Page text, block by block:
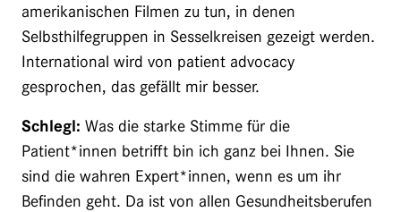
amerikanischen Filmen zu tun, in denen
Selbsthilfegruppen in Sesselkreisen gezeigt werden.
International wird von patient advocacy
gesprochen, das gefällt mir besser.
Schlegl: Was die starke Stimme für die
Patient*innen betrifft bin ich ganz bei Ihnen. Sie
sind die wahren Expert*innen, wenn es um ihr
Befinden geht. Da ist von allen Gesundheitsberufen